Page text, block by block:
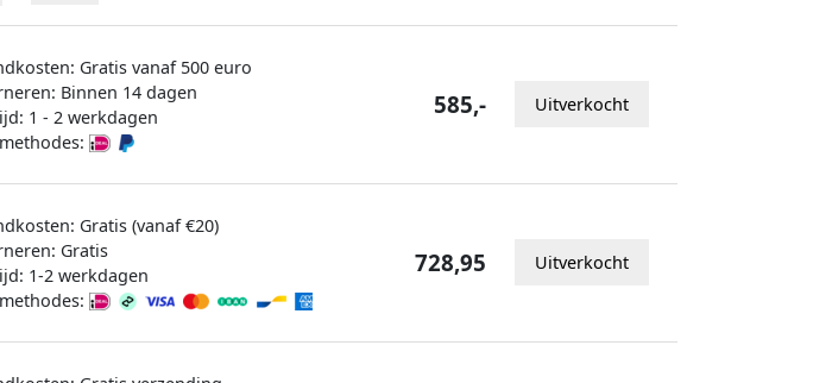
Gratis vanaf 500 euro
Binnen 14 dagen
1 - 2 werkdagen
585,- Uitverkocht
Gratis (vanaf €20)
Gratis
1-2 werkdagen
728,95 Uitverkocht